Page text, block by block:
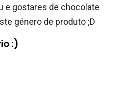
e gostares de chocolate
género de produto ;D
:)